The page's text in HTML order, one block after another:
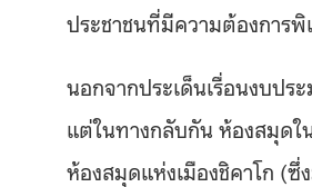
ประชาชนที่มีความต้องการพิ
นอกจากประเด็นเรื่อนงบปร
แต่ในทางกลับกัน ห้องสมุดใ
ห้องสมุดแห่งเมืองชิคาโก (ซึ่